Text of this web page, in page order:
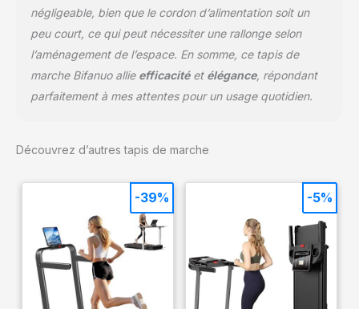
négligeable, bien que le cordon d’alimentation soit un
peu court, ce qui peut nécessiter une rallonge selon
l’aménagement de l’espace. En somme, ce tapis de
marche Bifanuo allie efficacitéet élégance, répondant
parfaitement à mes attentes pour un usage quotidien.
Découvrez d’autres tapis de marche
-39% -5%